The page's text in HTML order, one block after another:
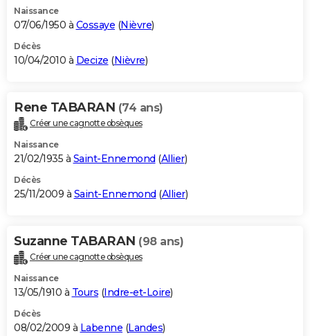
Naissance
07/06/1950 à Cossaye (Nièvre)
Décès
10/04/2010 à Decize (Nièvre)
Rene TABARAN (74 ans)
Créer une cagnotte obsèques
Naissance
21/02/1935 à Saint-Ennemond (Allier)
Décès
25/11/2009 à Saint-Ennemond (Allier)
Suzanne TABARAN (98 ans)
Créer une cagnotte obsèques
Naissance
13/05/1910 à Tours (Indre-et-Loire)
Décès
08/02/2009 à Labenne (Landes)